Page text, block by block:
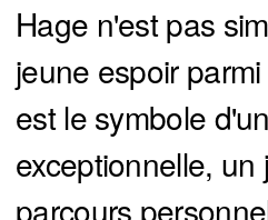
Hage n'est pas
jeune espoir
est le symbole
exceptionnelle,
parcours